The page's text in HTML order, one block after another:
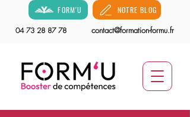
FORM'U NOTRE BLOG
04 73 28 87 78 contact@formation-formu.fr